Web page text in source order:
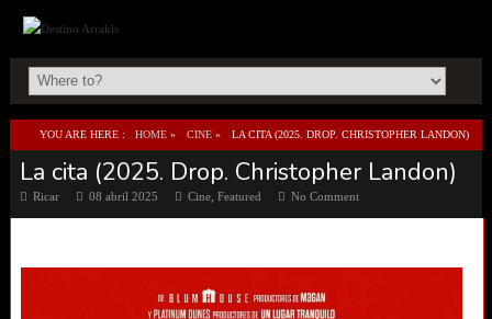
YOU ARE HERE : HOME » CINE » LA CITA (2025. DROP. CHRISTOPHER LANDON)
La cita (2025. Drop. Christopher Landon)
Ricar 08 abril 2025 Cine, Featured No Comment